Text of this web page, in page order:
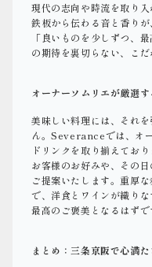
現代の志向や時流を取り
鉄板から伝わる音と香り
「良いものを少しずつ、
の期待を裏切らない、こだ
オーナーソムリエが厳選
美味しい料理には、それ
ん。Severanceでは、オ
ドリンクを取り揃えており
お客様のお好みや、その
ご提案いたします。重厚
で、洋食とワインが織り
最高のご褒美となるはずで
まとめ：三条京阪で心満